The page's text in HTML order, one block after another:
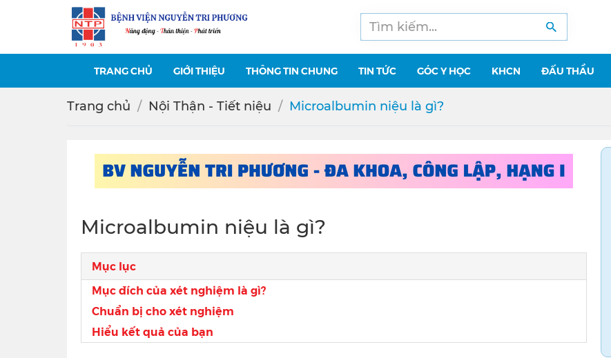
TRANG CHỦ GIỚI THIỆU THÔNG TIN CHUNG TIN TỨC GÓC Y HỌC KHCN ĐẤU THẦU
Trang chủ Nội Thận - Tiết niệu Microalbumin niệu là gì?
Microalbumin niệu là gì?
Mục lục
Mục đích của xét nghiệm là gì?
Chuẩn bị cho xét nghiệm
Hiểu kết quả của bạn